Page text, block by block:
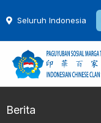
Seluruh Indonesia
Berita